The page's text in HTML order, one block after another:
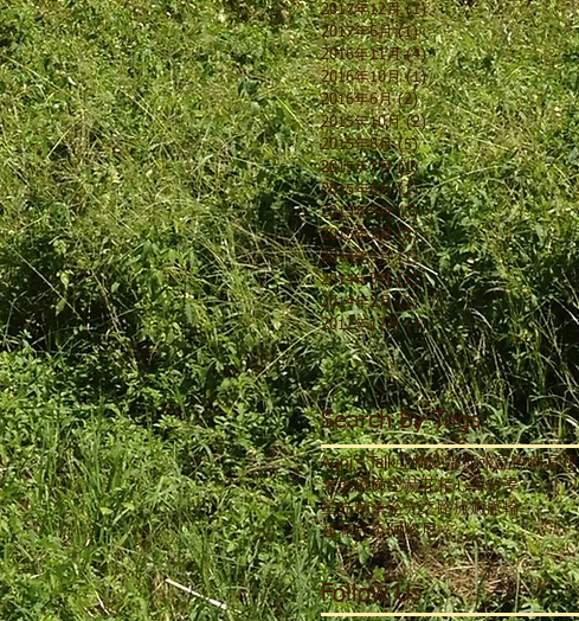
Agni's Talk亞特蘭提斯水晶療癒冥想
大地療癒巴赫花精心得分享
星光精華浴光之路療癒脈輪
蓮花針灸阿格尼
Follow Us
Search By Tags
2017年12月 (1)1 篇文章
2017年6月 (1)1 篇文章
2016年11月 (4)4 篇文章
2016年10月 (1)1 篇文章
2016年6月 (2)2 篇文章
2015年10月 (2)2 篇文章
2015年8月 (5)5 篇文章
2015年7月 (1)1 篇文章
2015年6月 (1)1 篇文章
2015年5月 (5)5 篇文章
2015年3月 (2)2 篇文章
2014年4月 (1)1 篇文章
2014年3月 (1)1 篇文章
2014年2月 (1)1 篇文章
2012年12月 (1)1 篇文章